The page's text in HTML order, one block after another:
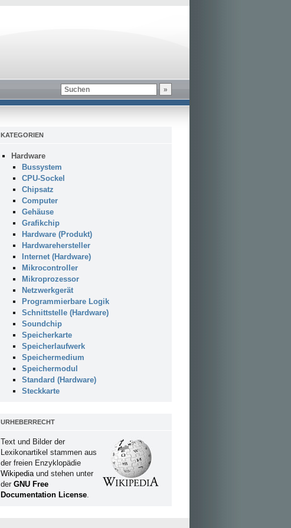
KATEGORIEN
Hardware
Bussystem
CPU-Sockel
Chipsatz
Computer
Gehäuse
Grafikchip
Hardware (Produkt)
Hardwarehersteller
Internet (Hardware)
Mikrocontroller
Mikroprozessor
Netzwerkgerät
Programmierbare Logik
Schnittstelle (Hardware)
Soundchip
Speicherkarte
Speicherlaufwerk
Speichermedium
Speichermodul
Standard (Hardware)
Steckkarte
URHEBERRECHT
Text und Bilder der
Lexikonartikel stammen aus
der freien Enzyklopädie
Wikipediaund stehen unter
der GNU Free
Documentation License.